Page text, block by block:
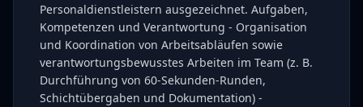
Personaldienstleistern ausgezeichnet. Aufgaben,
Kompetenzen und Verantwortung - Organisation
und Koordination von Arbeitsabläufen sowie
verantwortungsbewusstes Arbeiten im Team (z. B.
Durchführung von 60-Sekunden-Runden,
Schichtübergaben und Dokumentation) -